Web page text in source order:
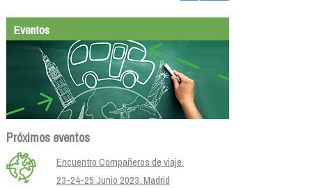
Eventos
Próximos eventos
Encuentro Compañeros de viaje.
23-24-25 Junio 2023. Madrid